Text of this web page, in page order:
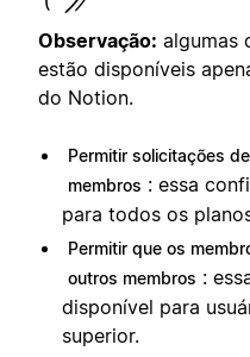
Observação: algumas
estão disponíveis
do Notion.
Permitir solicitações
membros : essa
para todos os
Permitir que os
outros membros :
disponível para
superior.